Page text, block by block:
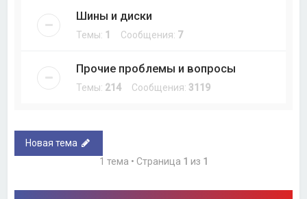
Шины и диски
Темы: 1 Сообщения: 7
Прочие проблемы и вопросы
Темы: 214 Сообщения: 3119
Новая тема
1 тема • Страница 1 из 1